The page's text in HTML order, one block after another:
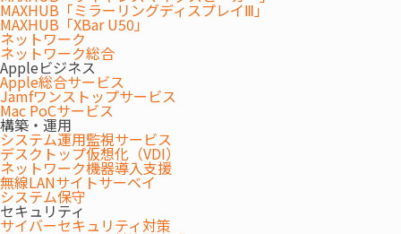
MAXHUB「ミラーリングディスプレイⅢ」
MAXHUB「XBar U50」
ネットワーク
ネットワーク総合
Appleビジネス
Apple総合サービス
Jamfワンストップサービス
Mac PoCサービス
構築・運用
システム運用監視サービス
デスクトップ仮想化（VDI）
ネットワーク機器導入支援
無線LANサイトサーベイ
システム保守
セキュリティ
サイバーセキュリティ対策
「オフィス×ICT」でオフィス環境全体の利便性を
お客さまの課題